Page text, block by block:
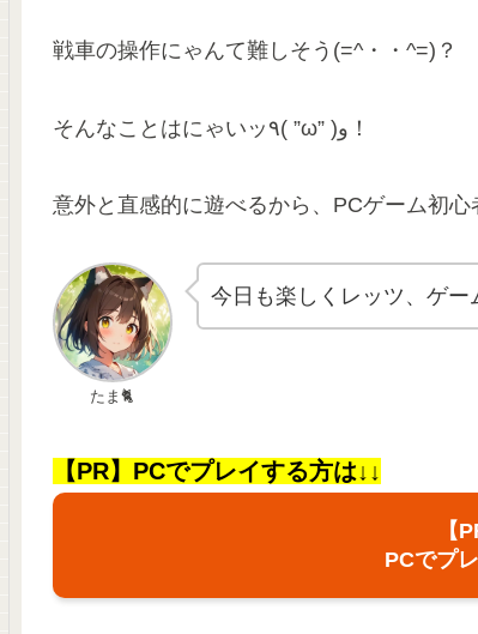
戦車の操作にゃんて難しそう(=^・・^=)？
そんなことはにゃいッ٩( ”ω” )و！
意外と直感的に遊べるから、PCゲーム初
たま🐈
今日も楽しくレッツ、ゲー
【PR】PCでプレイする方は↓↓
【
PCでプ